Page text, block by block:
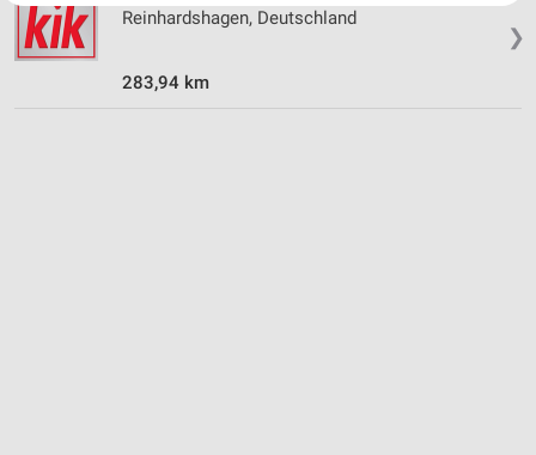
❯
Reinhardshagen, Deutschland
283,94 km
Website/App.
Partnerliste anzeigen (1 IAB-Anbieter)
Wir nutzen Ihre Daten für folgende Zwecke: